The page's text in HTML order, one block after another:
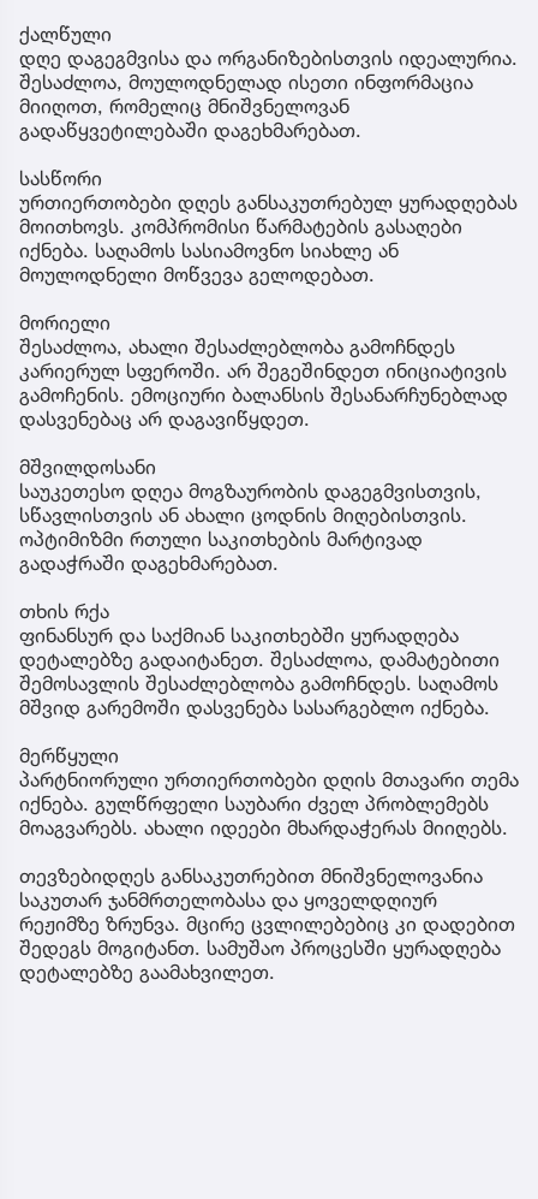
ქალწული
დღე დაგეგმვისა და ორგანიზებისთვის იდეალურია.
შესაძლოა, მოულოდნელად ისეთი ინფორმაცია
მიიღოთ, რომელიც მნიშვნელოვან
გადაწყვეტილებაში დაგეხმარებათ.
სასწორი
ურთიერთობები დღეს განსაკუთრებულ ყურადღებას
მოითხოვს. კომპრომისი წარმატების გასაღები
იქნება. საღამოს სასიამოვნო სიახლე ან
მოულოდნელი მოწვევა გელოდებათ.
მორიელი
შესაძლოა, ახალი შესაძლებლობა გამოჩნდეს
კარიერულ სფეროში. არ შეგეშინდეთ ინიციატივის
გამოჩენის. ემოციური ბალანსის შესანარჩუნებლად
დასვენებაც არ დაგავიწყდეთ.
მშვილდოსანი
საუკეთესო დღეა მოგზაურობის დაგეგმვისთვის,
სწავლისთვის ან ახალი ცოდნის მიღებისთვის.
ოპტიმიზმი რთული საკითხების მარტივად
გადაჭრაში დაგეხმარებათ.
თხის რქა
ფინანსურ და საქმიან საკითხებში ყურადღება
დეტალებზე გადაიტანეთ. შესაძლოა, დამატებითი
შემოსავლის შესაძლებლობა გამოჩნდეს. საღამოს
მშვიდ გარემოში დასვენება სასარგებლო იქნება.
მერწყული
პარტნიორული ურთიერთობები დღის მთავარი თემა
იქნება. გულწრფელი საუბარი ძველ პრობლემებს
მოაგვარებს. ახალი იდეები მხარდაჭერას მიიღებს.
თევზებიდღეს განსაკუთრებით მნიშვნელოვანია
საკუთარ ჯანმრთელობასა და ყოველდღიურ
რეჟიმზე ზრუნვა. მცირე ცვლილებებიც კი დადებით
შედეგს მოგიტანთ. სამუშაო პროცესში ყურადღება
დეტალებზე გაამახვილეთ.